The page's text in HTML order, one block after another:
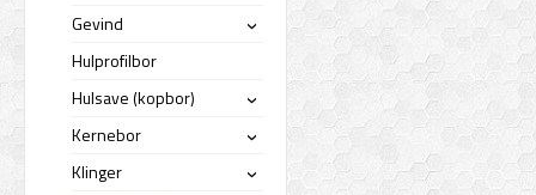
Gevind
›
Hulprofilbor
Hulsave (kopbor)
›
Kernebor ›
Klinger ›